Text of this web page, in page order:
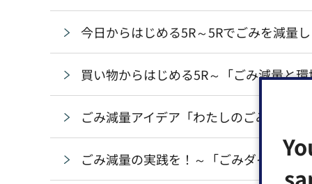
今日からはじめる5R～5Rでごみを減量
買い物からはじめる5R～「ごみ減量と
ごみ減量アイデア「わたしのごみダイエ
ごみ減量の実践を！～「ごみダイエット